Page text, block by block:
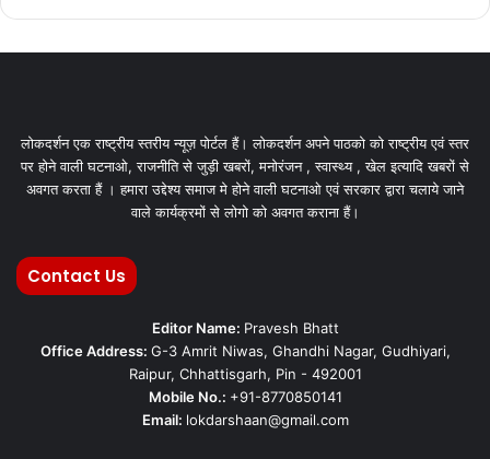
लोकदर्शन एक राष्ट्रीय स्तरीय न्यूज़ पोर्टल हैं। लोकदर्शन अपने पाठको को राष्ट्रीय एवं स्तर
पर होने वाली घटनाओ, राजनीति से जुड़ी खबरों, मनोरंजन , स्वास्थ्य , खेल इत्यादि खबरों से
अवगत करता हैं । हमारा उद्देश्य समाज मे होने वाली घटनाओ एवं सरकार द्वारा चलाये जाने
वाले कार्यक्रमों से लोगो को अवगत कराना हैं।
Contact Us
Editor Name: Pravesh Bhatt
Office Address: G-3 Amrit Niwas, Ghandhi Nagar, Gudhiyari,
Raipur, Chhattisgarh, Pin - 492001
Mobile No.: +91-8770850141
Email: lokdarshaan@gmail.com